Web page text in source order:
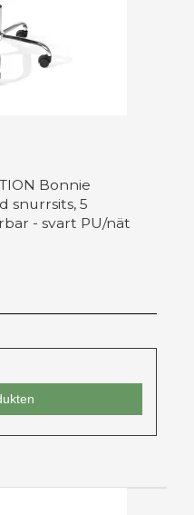
Bonnie
snurrsits, 5
- svart PU/nät